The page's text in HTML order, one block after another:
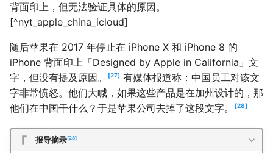
背面印上，但无法验证具体的原因。
[^nyt_apple_china_icloud]
随后苹果在 2017 年停止在 iPhone X 和 iPhone 8 的
iPhone 背面印上「Designed by Apple in California」文
字，但没有提及原因。
27
有媒体报道称：中国员工对该文
字非常愤怒。他们大喊，如果这些产品是在加州设计的，那
他们在中国干什么？于是苹果公司去掉了这段文字。
28
报导摘录 28